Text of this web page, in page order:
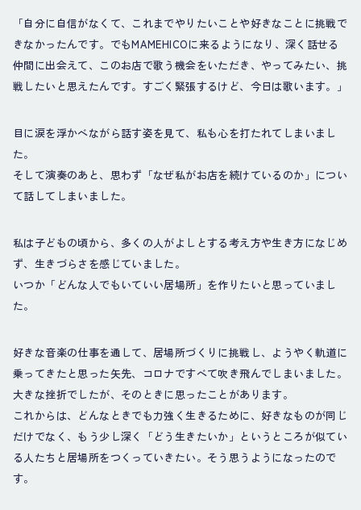
「自分に自信がなくて、これまでやりたいことや好きなことに挑戦で
きなかったんです。でもMAMEHICOに来るようになり、深く話せる
仲間に出会えて、このお店で歌う機会をいただき、やってみたい、挑
戦したいと思えたんです。すごく緊張するけど、今日は歌います。」
目に涙を浮かべながら話す姿を見て、私も心を打たれてしまいまし
た。
そして演奏のあと、思わず「なぜ私がお店を続けているのか」につい
て話してしまいました。
私は子どもの頃から、多くの人がよしとする考え方や生き方になじめ
ず、生きづらさを感じていました。
いつか「どんな人でもいていい居場所」を作りたいと思っていまし
た。
好きな音楽の仕事を通して、居場所づくりに挑戦し、ようやく軌道に
乗ってきたと思った矢先、コロナですべて吹き飛んでしまいました。
大きな挫折でしたが、そのときに思ったことがあります。
これからは、どんなときでも力強く生きるために、好きなものが同じ
だけでなく、もう少し深く「どう生きたいか」というところが似てい
る人たちと居場所をつくっていきたい。そう思うようになったので
す。